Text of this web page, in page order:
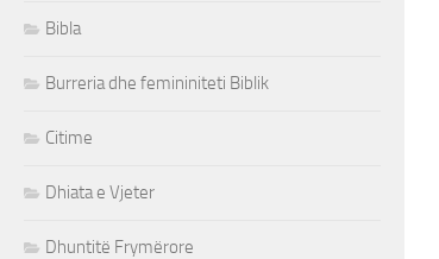
Bibla
Burreria dhe femininiteti Biblik
Citime
Dhiata e Vjeter
Dhuntitë Frymërore